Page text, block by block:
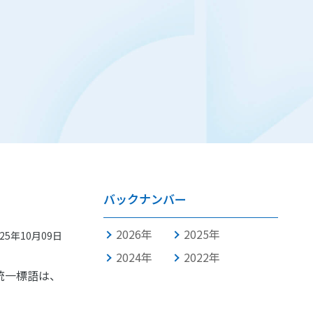
年10月09日
標語は、
バックナンバー
2026年
2025年
2024年
2022年